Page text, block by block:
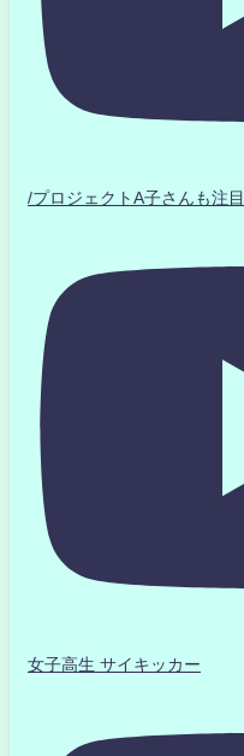
/プロジェクトA子さんも注
女子高生 サイキッカー